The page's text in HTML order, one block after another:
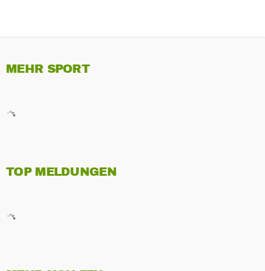
MEHR SPORT
TOP MELDUNGEN